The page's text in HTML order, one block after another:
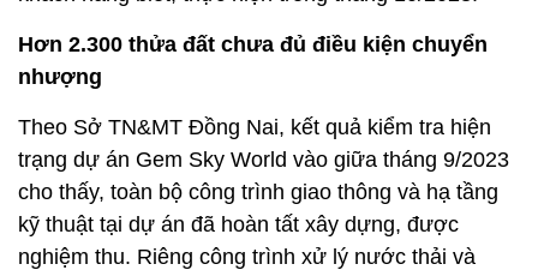
Hơn 2.300 thửa đất chưa đủ điều kiện chuyển
nhượng
Theo Sở TN&MT Đồng Nai, kết quả kiểm tra hiện
trạng dự án Gem Sky World vào giữa tháng 9/2023
cho thấy, toàn bộ công trình giao thông và hạ tầng
kỹ thuật tại dự án đã hoàn tất xây dựng, được
nghiệm thu. Riêng công trình xử lý nước thải và